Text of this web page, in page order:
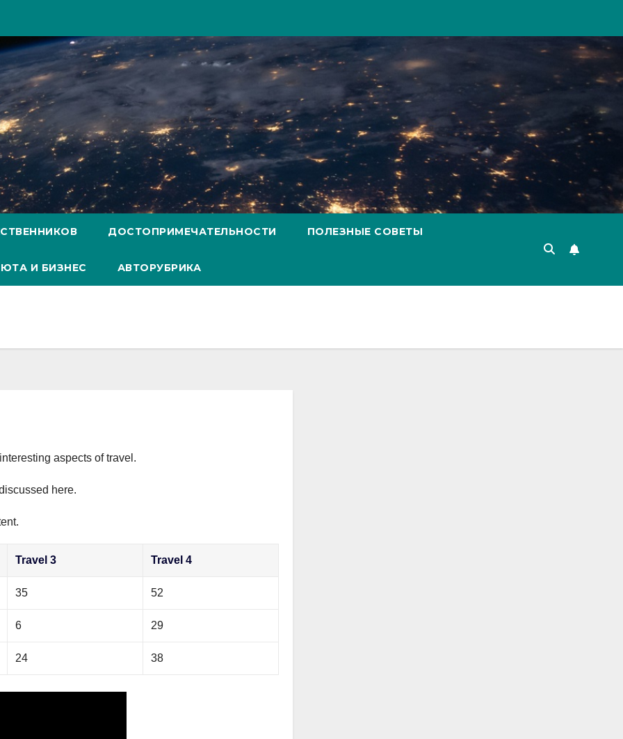
ДОСТОПРИМЕЧАТЕЛЬНОСТИ ПОЛЕЗНЫЕ СОВЕТЫ
И БИЗНЕС АВТОРУБРИКА
aspects of travel.
here.
Travel 3 Travel 4
35 52
6 29
24 38